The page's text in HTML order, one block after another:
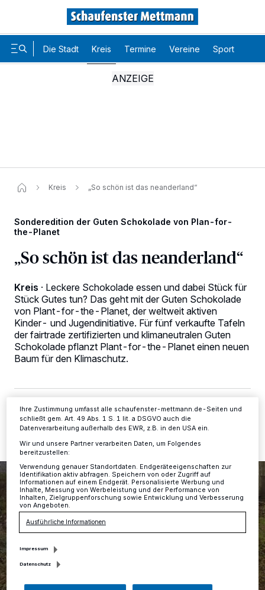
Die Stadt Kreis Termine Vereine Sport
Kreis „So schön ist das neanderland“
Sonderedition der Guten Schokolade von Plan-for-
the-Planet
„So schön ist das neanderland“
Kreis · Leckere Schokolade essen und dabei Stück für
Stück Gutes tun? Das geht mit der Guten Schokolade
von Plant-for-the-Planet, der weltweit aktiven
Kinder- und Jugendinitiative. Für fünf verkaufte Tafeln
der fairtrade zertifizierten und klimaneutralen Guten
Schokolade pflanzt Plant-for-the-Planet einen neuen
Baum für den Klimaschutz.
05.04.2019 , 16:16 Uhr 2 Minuten Lesezeit
Wir und unsere218 -Partner speichern und greifen auf
personenbezogene Daten wie Browserdaten oder eindeutige
Kennungen auf Ihrem Gerät zu. Durch Auswahl von OK aktivieren Sie
Tracking-Technologien für die unter „Wir und unsere Partner
verarbeiten Daten, um Ihnen Dienste bereitzustellen“ aufgeführten
Zwecke. Wenn Tracker deaktiviert sind, sind manche Inhalte und
Anzeigen möglicherweise nicht mehr so relevant für Sie. Sie können
dieses Menü jederzeit wieder aufrufen, um Ihre Einstellungen zu
Ihre Zustimmung umfasst alle schaufenster-mettmann.de-Seiten und
schließt gem. Art. 49 Abs. 1 S. 1 lit. a DSGVO auch die
Datenverarbeitung außerhalb des EWR, z.B. in den USA ein.
Wir und unsere Partner verarbeiten Daten, um Folgendes
bereitzustellen:
Verwendung genauer Standortdaten. Endgeräteeigenschaften zur
Identifikation aktiv abfragen. Speichern von oder Zugriff auf
Informationen auf einem Endgerät. Personalisierte Werbung und
Inhalte, Messung von Werbeleistung und der Performance von
Inhalten, Zielgruppenforschung sowie Entwicklung und Verbesserung
von Angeboten.
Ausführliche Informationen
Impressum
Datenschutz